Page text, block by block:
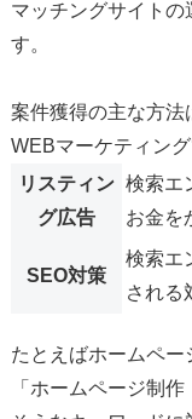
マッチングサイトの
す。
案件獲得の主な方
WEBマーケティング
リスティン
グ広告
検索エ
お金を
SEO対策
検索エ
される
たとえばホームペ
「ホームページ制